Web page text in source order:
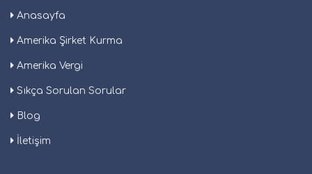
Anasayfa
Amerika Şirket Kurma
Amerika Vergi
Sıkça Sorulan Sorular
Blog
İletişim